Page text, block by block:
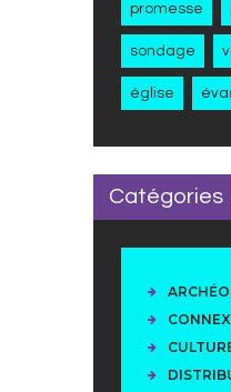
promesse
sondage
église
Catégories